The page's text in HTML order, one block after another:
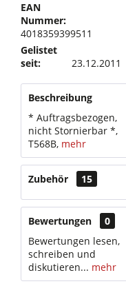
EAN
Nummer:
4018359399511
Gelistet
seit:
23.12.2011
Beschreibung
* Auftragsbezogen,
nicht Stornierbar *,
T568B, mehr
Zubehör 15
Bewertungen
0
Bewertungen lesen,
schreiben und
diskutieren... mehr